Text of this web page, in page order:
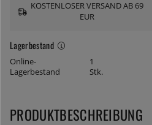
Lagerbestand
Online-
Lagerbestand
1
Stk.
KOSTENLOSER VERSAND AB 69
EUR
PRODUKTBESCHREIBUNG